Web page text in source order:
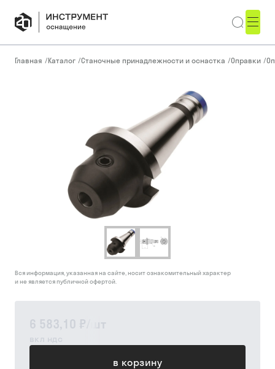
Главная /Каталог /Станочные принадлежности и оснастка /Оправки /
6 583,10 ₽ шт
вкл ндс
в корзину
Вся информация, указанная на сайте, носит ознакомительный характер
и не является публичной офертой.